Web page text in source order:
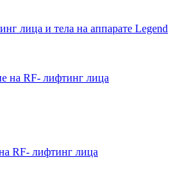
лица и тела на аппарате Legend
RF- лифтинг лица